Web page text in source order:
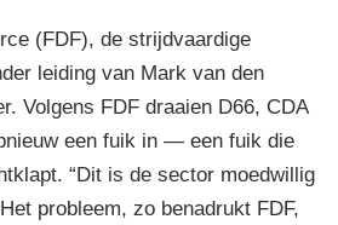
(FDF), de strijdvaardige
leiding van Mark van den
Volgens FDF draaien D66, CDA
een fuik in — een fuik die
“Dit is de sector moedwillig
probleem, zo benadrukt FDF,